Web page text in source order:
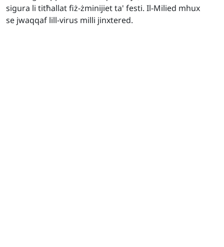
sigura li titħallat fiż-żminijiet ta' festi. Il-Milied mhux
se jwaqqaf lill-virus milli jinxtered.